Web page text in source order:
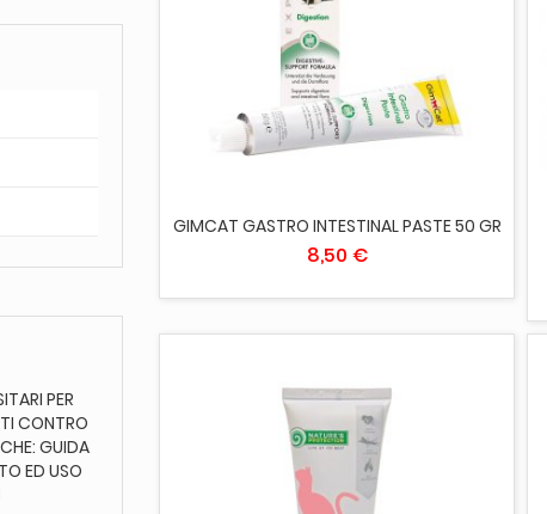
PER
CONTRO
GUIDA
ED USO
AGGIUNGI AL CARRELLO
GIMCAT GASTRO INTESTINAL PASTE 50 GR
8,50 €